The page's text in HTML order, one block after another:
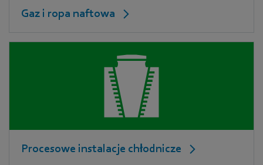
Gaz i ropa naftowa
Procesowe instalacje chłodnicze